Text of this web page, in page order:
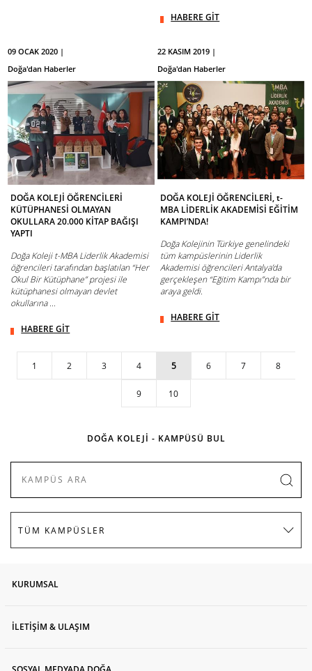
HABERE GİT
09 OCAK 2020 |
Doğa'dan Haberler
DOĞA KOLEJİ ÖĞRENCİLERİ
KÜTÜPHANESİ OLMAYAN
OKULLARA 20.000 KİTAP BAĞIŞI
YAPTI
Doğa Koleji t-MBA Liderlik Akademisi
öğrencileri tarafından başlatılan “Her
Okul Bir Kütüphane” projesi ile
kütüphanesi olmayan devlet
okullarına ...
HABERE GİT
22 KASIM 2019 |
Doğa'dan Haberler
DOĞA KOLEJİ ÖĞRENCİLERİ, t-
MBA LİDERLİK AKADEMİSİ EĞİTİM
KAMPI’NDA!
Doğa Kolejinin Türkiye genelindeki
tüm kampüslerinin Liderlik
Akademisi öğrencileri Antalya’da
gerçekleşen “Eğitim Kampı”nda bir
araya geldi.
HABERE GİT
1 2 3 4 5 6 7 8
9 10
DOĞA KOLEJİ - KAMPÜSÜ BUL
KURUMSAL
İLETİŞİM & ULAŞIM